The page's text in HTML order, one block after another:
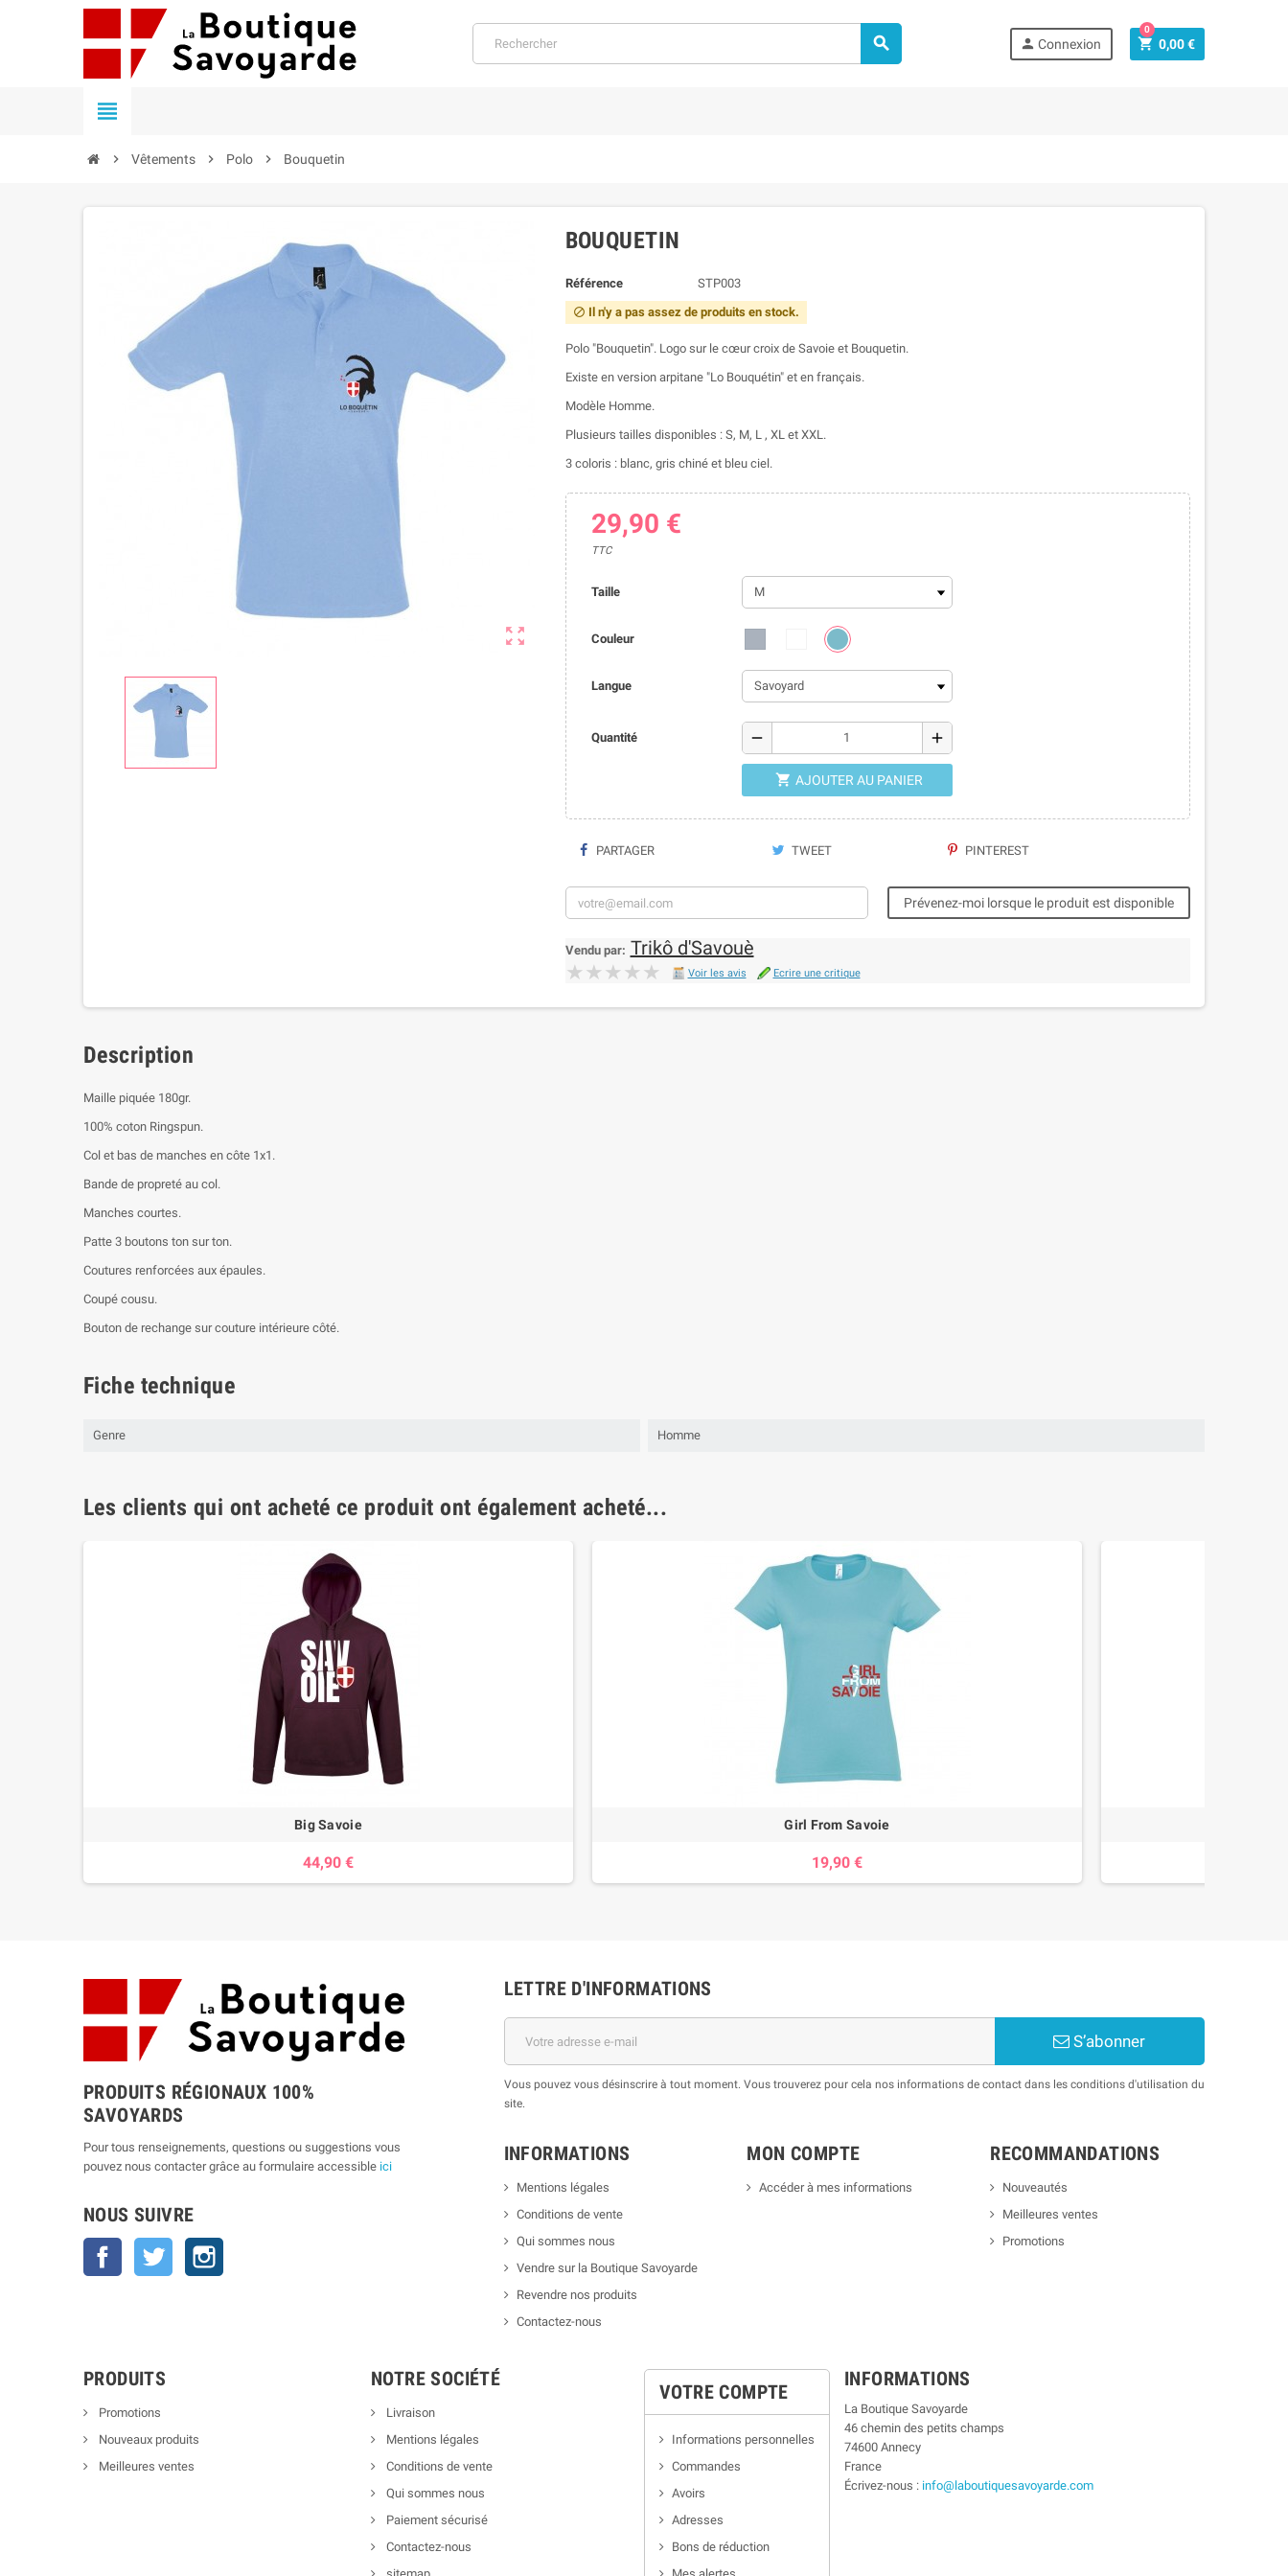
  Connexion  0,00 €
0

 Vêtements  Polo  Bouquetin

BOUQUETIN
Référence STP003
 Il n'y a pas assez de produits en stock.
Polo "Bouquetin". Logo sur le cœur croix de Savoie et Bouquetin.
Existe en version arpitane "Lo Bouquétin" et en français.
Modèle Homme.
Plusieurs tailles disponibles : S, M, L , XL et XXL.
3 coloris : blanc, gris chiné et bleu ciel.
29,90 €
TTC
Taille
Couleur
Langue
Quantité remove add
 AJOUTER AU PANIER
PARTAGER TWEET PINTEREST
Prévenez-moi lorsque le produit est disponible
Vendu par: Trikô d'Savouè
★★★★★
★★★★★ Voir les avis Ecrire une critique
Description
Maille piquée 180gr.
100% coton Ringspun.
Col et bas de manches en côte 1x1.
Bande de propreté au col.
Manches courtes.
Patte 3 boutons ton sur ton.
Coutures renforcées aux épaules.
Coupé cousu.
Bouton de rechange sur couture intérieure côté.
Fiche technique
Genre Homme
Les clients qui ont acheté ce produit ont également acheté...
Big Savoie
44,90 €
Girl From Savoie
19,90 €
PRODUITS RÉGIONAUX 100%
SAVOYARDS
Pour tous renseignements, questions ou suggestions vous
pouvez nous contacter grâce au formulaire accessible ici
NOUS SUIVRE
Facebook Twitter
LETTRE D'INFORMATIONS
S’abonner
Vous pouvez vous désinscrire à tout moment. Vous trouverez pour cela nos informations de contact dans les conditions d'utilisation du
site.
INFORMATIONS
Mentions légales
Conditions de vente
Qui sommes nous
Vendre sur la Boutique Savoyarde
Revendre nos produits
Contactez-nous
MON COMPTE
Accéder à mes informations
RECOMMANDATIONS
Nouveautés
Meilleures ventes
Promotions
PRODUITS
Promotions
Nouveaux produits
Meilleures ventes
NOTRE SOCIÉTÉ
Livraison
Mentions légales
Conditions de vente
Qui sommes nous
Paiement sécurisé
Contactez-nous
VOTRE COMPTE
Informations personnelles
Commandes
Avoirs
Adresses
Bons de réduction
INFORMATIONS
La Boutique Savoyarde
46 chemin des petits champs
74600 Annecy
France
Écrivez-nous : info@laboutiquesavoyarde.com